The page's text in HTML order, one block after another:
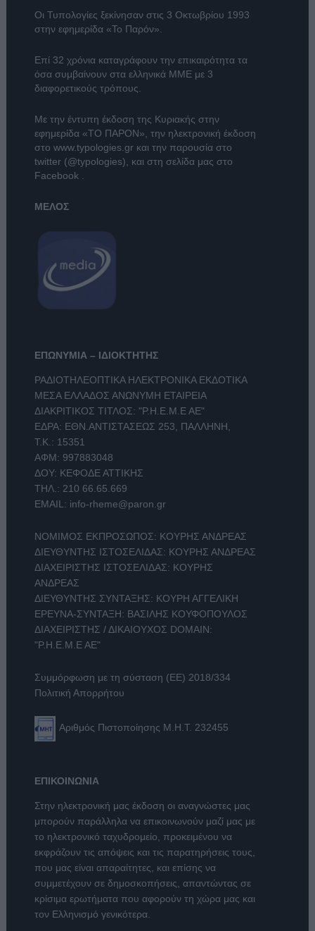
Οι Τυπολογίες ξεκίνησαν στις 3 Οκτωβρίου 1993
στην εφημερίδα «Το Παρόν».
Επί 32 χρόνια καταγράφουν την επικαιρότητα τα
όσα συμβαίνουν στα ελληνικά ΜΜΕ με 3
διαφορετικούς τρόπους.
Με την έντυπη έκδοση της Κυριακής στην
εφημερίδα «ΤΟ ΠΑΡΟΝ» , την ηλεκτρονική έκδοση
στο www.typologies.grκαι την παρουσία στο
twitter (@typologies) , και στη σελίδα μας στο
Facebook
ΜΕΛΟΣ
ΕΠΩΝΥΜΙΑ – ΙΔΙΟΚΤΗΤΗΣ
ΡΑΔΙΟΤΗΛΕΟΠΤΙΚΑ ΗΛΕΚΤΡΟΝΙΚΑ ΕΚΔΟΤΙΚΑ
ΜΕΣΑ ΕΛΛΑΔΟΣ ΑΝΩΝΥΜΗ ΕΤΑΙΡΕΙΑ
ΔΙΑΚΡΙΤΙΚΟΣ ΤΙΤΛΟΣ: "Ρ.Η.Ε.Μ.Ε ΑΕ"
ΕΔΡΑ: ΕΘΝ.ΑΝΤΙΣΤΑΣΕΩΣ 253, ΠΑΛΛΗΝΗ,
Τ.Κ.: 15351
ΑΦΜ: 997883048
ΔΟΥ: ΚΕΦΟΔΕ ΑΤΤΙΚΗΣ
ΤΗΛ.: 210 66.65.669
EMAIL: info-rheme@paron.gr
ΝΟΜΙΜΟΣ ΕΚΠΡΟΣΩΠΟΣ: ΚΟΥΡΗΣ ΑΝΔΡΕΑΣ
ΔΙΕΥΘΥΝΤΗΣ ΙΣΤΟΣΕΛΙΔΑΣ: ΚΟΥΡΗΣ ΑΝΔΡΕΑΣ
ΔΙΑΧΕΙΡΙΣΤΗΣ ΙΣΤΟΣΕΛΙΔΑΣ: ΚΟΥΡΗΣ
ΑΝΔΡΕΑΣ
ΔΙΕΥΘΥΝΤΗΣ ΣΥΝΤΑΞΗΣ: ΚΟΥΡΗ ΑΓΓΕΛΙΚΗ
ΕΡΕΥΝΑ-ΣΥΝΤΑΞΗ: ΒΑΣΙΛΗΣ ΚΟΥΦΟΠΟΥΛΟΣ
ΔΙΑΧΕΙΡΙΣΤΗΣ / ΔΙΚΑΙΟΥΧΟΣ DOMAIN:
"Ρ.Η.Ε.Μ.Ε ΑΕ"
Συμμόρφωση με τη σύσταση (ΕΕ) 2018/334
Πολιτική Απορρήτου
Αριθμός Πιστοποίησης Μ.Η.Τ. 232455
ΕΠΙΚΟΙΝΩΝΙΑ
Στην ηλεκτρονική μας έκδοση οι αναγνώστες μας
μπορούν παράλληλα να επικοινωνούν μαζί μας με
το ηλεκτρονικό ταχυδρομείο, προκειμένου να
εκφράζουν τις απόψεις και τις παρατηρήσεις τους,
που μας είναι απαραίτητες, και επίσης να
συμμετέχουν σε δημοσκοπήσεις, απαντώντας σε
κρίσιμα ερωτήματα που αφορούν τη χώρα μας και
τον Ελληνισμό γενικότερα.